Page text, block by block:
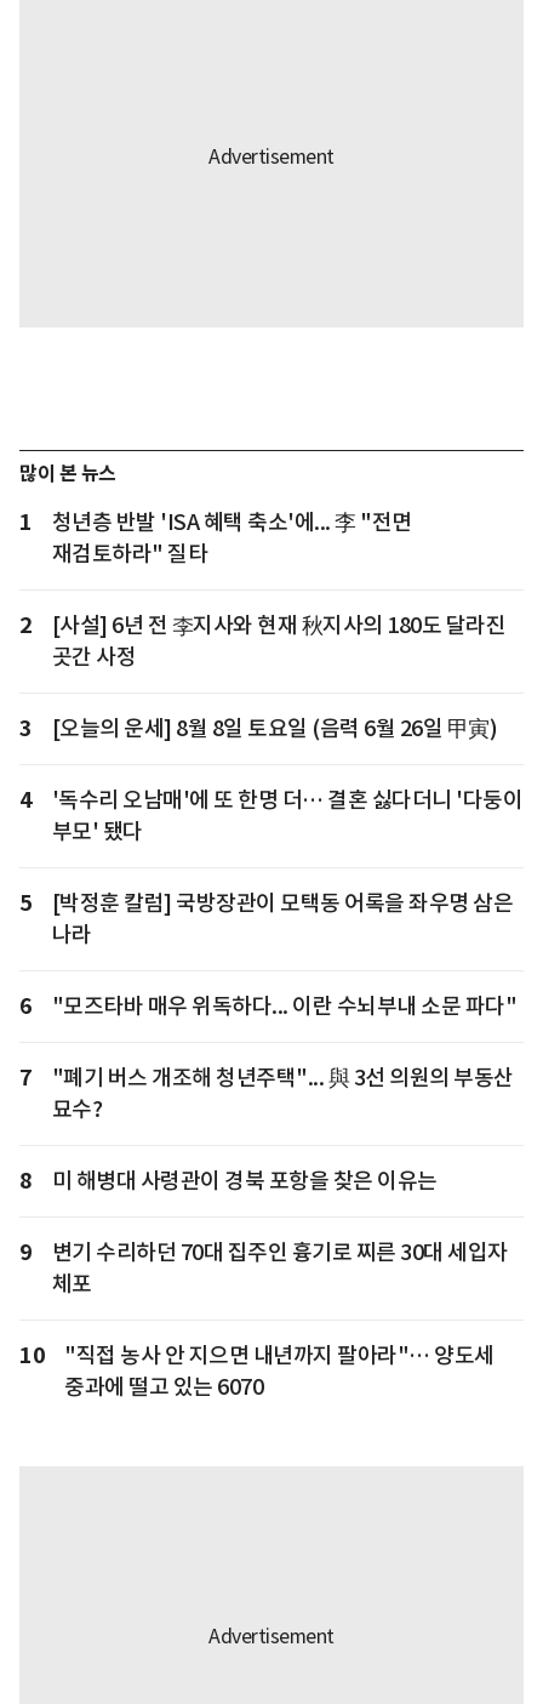
많이 본 뉴스
1
청년층 반발 'ISA 혜택 축소'에... 李 "전면
재검토하라" 질타
2
[사설] 6년 전 李지사와 현재 秋지사의 180도 달라진
곳간 사정
3 [오늘의 운세] 8월 8일 토요일 (음력 6월 26일 甲寅)
4
'독수리 오남매'에 또 한명 더… 결혼 싫다더니 '다둥이
부모' 됐다
5
[박정훈 칼럼] 국방장관이 모택동 어록을 좌우명 삼은
나라
6 "모즈타바 매우 위독하다... 이란 수뇌부내 소문 파다"
7
"폐기 버스 개조해 청년주택"... 與 3선 의원의 부동산
묘수?
8 미 해병대 사령관이 경북 포항을 찾은 이유는
9
변기 수리하던 70대 집주인 흉기로 찌른 30대 세입자
체포
10
"직접 농사 안 지으면 내년까지 팔아라"… 양도세
중과에 떨고 있는 6070